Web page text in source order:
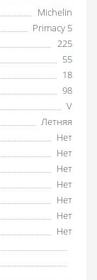
Michelin
Primacy 5
225
55
18
98
V
Летняя
Нет
Нет
Нет
Нет
Нет
Нет
Нет